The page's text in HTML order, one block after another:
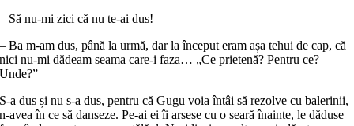
– Să nu‑mi zici că nu te‑ai dus!
– Ba m‑am dus, până la urmă, dar la început eram așa tehui de cap, că
nici nu‑mi dădeam seama care‑i faza… „Ce prietenă? Pentru ce?
Unde?”
S‑a dus și nu s‑a dus, pentru că Gugu voia întâi să rezolve cu balerinii,
n‑avea în ce să danseze. Pe‑ai ei îi arsese cu o seară înainte, le dăduse